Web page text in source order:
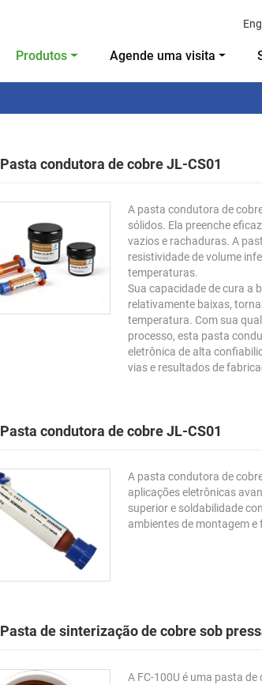
Produtos Agende uma visita
Pasta condutora de cobre JL-CS01
A pasta condutora de
sólidos. Ela preenche
vazios e rachaduras. A
resistividade de volume
temperaturas.
Sua capacidade de cura a
relativamente baixas,
temperatura. Com sua
processo, esta pasta
eletrônica de alta
vias e resultados de
Pasta condutora de cobre JL-CS01
A pasta condutora de
aplicações eletrônicas
superior e soldabilidade
ambientes de montagem e
Pasta de sinterização de cobre sob
A FC-100U é uma pasta